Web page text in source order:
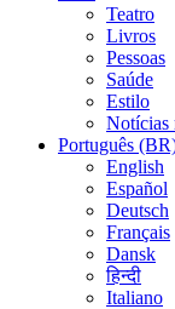
Teatro
Livros
Pessoas
Saúde
Estilo
Notícias
Português
English
Español
Deutsch
Français
Dansk
हिन्दी
Italiano